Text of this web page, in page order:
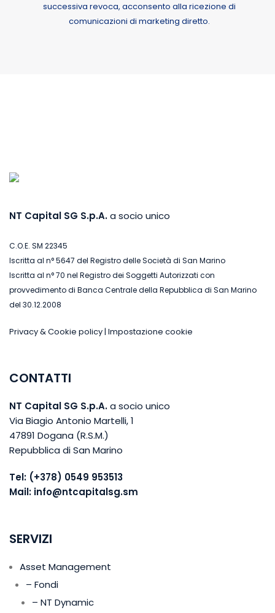
successiva revoca, acconsento alla ricezione di
comunicazioni di marketing diretto.
NT Capital SG S.p.A.a socio unico
C.O.E. SM 22345
Iscritta al n° 5647 del Registro delle Società di San Marino
Iscritta al n° 70 nel Registro dei Soggetti Autorizzati con
provvedimento di Banca Centrale della Repubblica di San Marino
del 30.12.2008
Privacy & Cookie policy| Impostazione cookie
CONTATTI
NT Capital SG S.p.A.a socio unico
Via Biagio Antonio Martelli, 1
47891 Dogana (R.S.M.)
Repubblica di San Marino
Tel: (+378) 0549 953513
Mail: info@ntcapitalsg.sm
SERVIZI
Asset Management
– Fondi
– NT Dynamic